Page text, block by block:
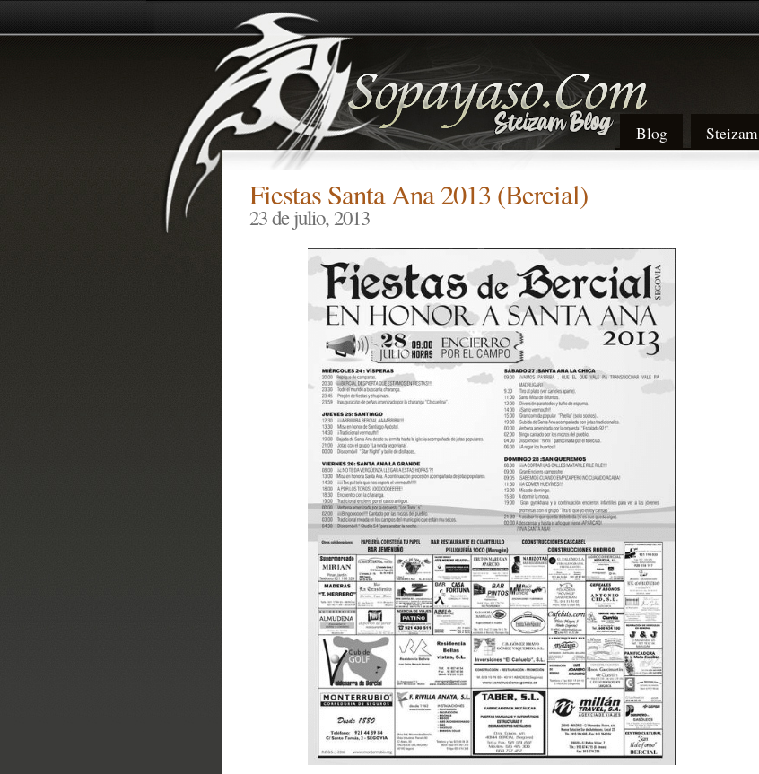
Blog Steizam
Fiestas Santa Ana 2013 (Bercial)
23 de julio, 2013